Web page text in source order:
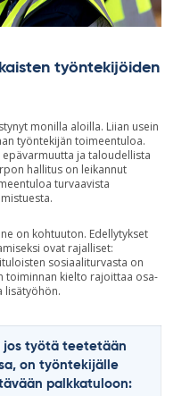
työntekijöiden
monilla aloilla. Liian usein
työntekijän toimeentuloa.
ja taloudellista
hallitus on leikannut
turvaavista
on kohtuuton. Edellytykset
ovat rajalliset:
sosiaaliturvasta on
toiminnan kielto rajoittaa osa-
lisätyöhön.
jos työtä teetetään
on työntekijälle
palkkatuloon: